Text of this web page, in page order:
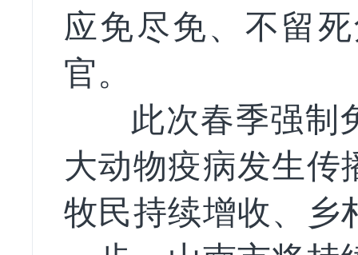
应免尽免、 不留
官。
此次春季强制
大动物疫病发生传
牧民持续增收、乡